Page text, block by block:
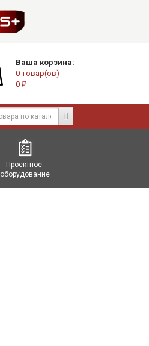
Ваша корзина:
0 товар(ов)
0 ₽
Проектное
оборудование